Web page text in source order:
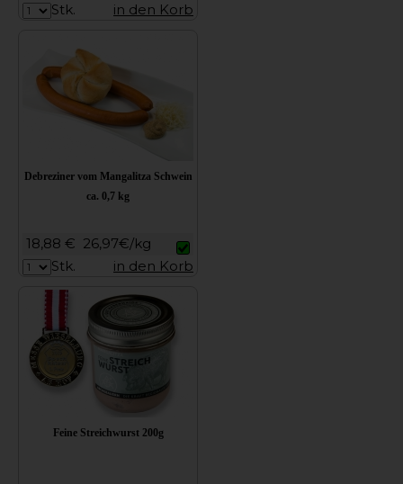
Stk.
in den Korb
Debreziner vom Mangalitza Schwein
ca. 0,7 kg
18,88 € 26,97€/kg
Stk.
in den Korb
Feine Streichwurst 200g